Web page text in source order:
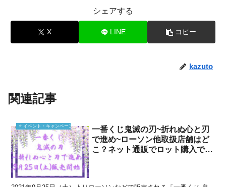
シェアする
X LINE コピー
kazuto
関連記事
⭐️ イベント・キャンペーン
一番くじ鬼滅の刃~折れぬ心と刃
で進め~ローソン他取扱店舗はど
こ？ネット通販でロット購入でき